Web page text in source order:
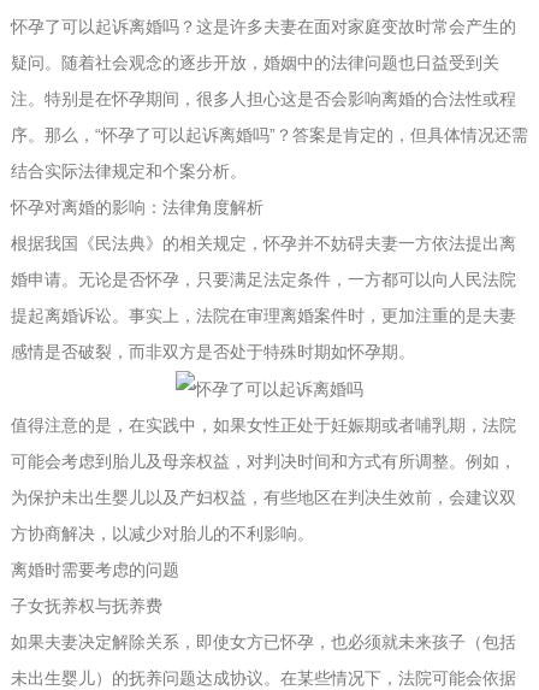
怀孕了可以起诉离婚吗？这是许多夫妻在面对家庭变故时常会产生的
疑问。随着社会观念的逐步开放，婚姻中的法律问题也日益受到关
注。特别是在怀孕期间，很多人担心这是否会影响离婚的合法性或程
序。那么，“怀孕了可以起诉离婚吗”？答案是肯定的，但具体情况还需
结合实际法律规定和个案分析。
怀孕对离婚的影响：法律角度解析
根据我国《民法典》的相关规定，怀孕并不妨碍夫妻一方依法提出离
婚申请。无论是否怀孕，只要满足法定条件，一方都可以向人民法院
提起离婚诉讼。事实上，法院在审理离婚案件时，更加注重的是夫妻
感情是否破裂，而非双方是否处于特殊时期如怀孕期。
值得注意的是，在实践中，如果女性正处于妊娠期或者哺乳期，法院
可能会考虑到胎儿及母亲权益，对判决时间和方式有所调整。例如，
为保护未出生婴儿以及产妇权益，有些地区在判决生效前，会建议双
方协商解决，以减少对胎儿的不利影响。
离婚时需要考虑的问题
子女抚养权与抚养费
如果夫妻决定解除关系，即使女方已怀孕，也必须就未来孩子（包括
未出生婴儿）的抚养问题达成协议。在某些情况下，法院可能会依据